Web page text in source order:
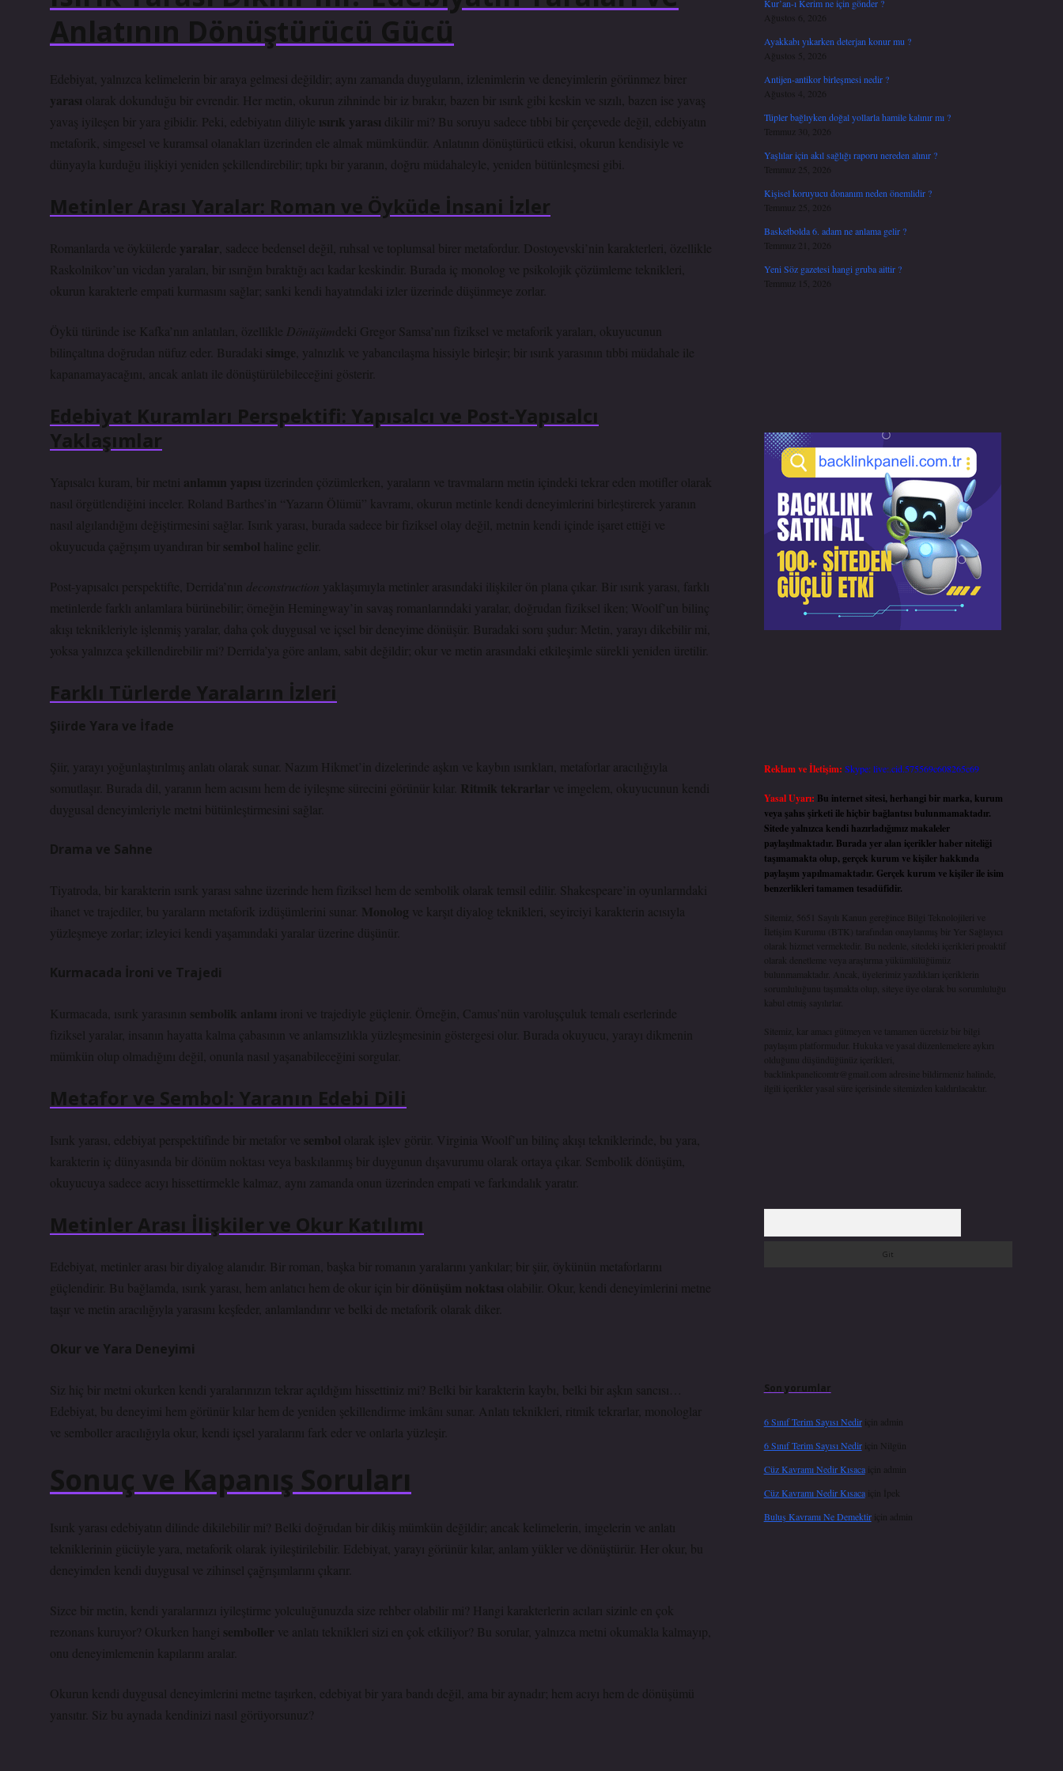
Anlatının Dönüştürücü Gücü
Edebiyat, yalnızca kelimelerin bir araya gelmesi değildir; aynı zamanda duyguların, izlenimlerin ve deneyimlerin görünmez birer
yarası olarak dokunduğu bir evrendir. Her metin, okurun zihninde bir iz bırakır, bazen bir ısırık gibi keskin ve sızılı, bazen ise yavaş
yavaş iyileşen bir yara gibidir. Peki, edebiyatın diliyle ısırık yarası dikilir mi? Bu soruyu sadece tıbbi bir çerçevede değil, edebiyatın
metaforik, simgesel ve kuramsal olanakları üzerinden ele almak mümkündür. Anlatının dönüştürücü etkisi
, okurun kendisiyle ve
dünyayla kurduğu ilişkiyi yeniden şekillendirebilir; tıpkı bir yaranın, doğru müdahaleyle, yeniden bütünleşmesi gibi.
Metinler Arası Yaralar: Roman ve Öyküde İnsani İzler
Romanlarda ve öykülerde yaralar , sadece bedensel değil, ruhsal ve toplumsal birer metafordur. Dostoyevski’nin karakterleri, özellikle
Raskolnikov’un vicdan yaraları, bir ısırığın bıraktığı acı kadar keskindir. Burada iç monolog ve psikolojik çözümleme teknikleri,
okurun karakterle empati kurmasını sağlar; sanki kendi hayatındaki izler üzerinde düşünmeye zorlar.
Öykü türünde ise Kafka’nın anlatıları, özellikle Dönüşümdeki Gregor Samsa’nın fiziksel ve metaforik yaraları, okuyucunun
bilinçaltına doğrudan nüfuz eder. Buradaki simge , yalnızlık ve yabancılaşma hissiyle birleşir; bir ısırık yarasının tıbbi müdahale ile
kapanamayacağını, ancak anlatı ile dönüştürülebileceğini gösterir.
Edebiyat Kuramları Perspektifi: Yapısalcı ve Post-Yapısalcı
Yaklaşımlar
Yapısalcı kuram, bir metni anlamın yapısı üzerinden çözümlerken, yaraların ve travmaların metin içindeki tekrar eden motifler olarak
nasıl örgütlendiğini inceler. Roland Barthes’in “Yazarın Ölümü” kavramı, okurun metinle kendi deneyimlerini birleştirerek yaranın
nasıl algılandığını değiştirmesini sağlar. Isırık yarası, burada sadece bir fiziksel olay değil, metnin kendi içinde işaret ettiği ve
okuyucuda çağrışım uyandıran bir sembol haline gelir.
Post-yapısalcı perspektifte, Derrida’nın deconstruction yaklaşımıyla metinler arasındaki ilişkiler ön plana çıkar. Bir ısırık yarası, farklı
metinlerde farklı anlamlara bürünebilir; örneğin Hemingway’in savaş romanlarındaki yaralar, doğrudan fiziksel iken; Woolf’un bilinç
akışı teknikleriyle işlenmiş yaralar, daha çok duygusal ve içsel bir deneyime dönüşür. Buradaki soru şudur: Metin, yarayı dikebilir mi,
yoksa yalnızca şekillendirebilir mi? Derrida’ya göre anlam, sabit değildir; okur ve metin arasındaki etkileşimle sürekli yeniden üretilir.
Farklı Türlerde Yaraların İzleri
Şiirde Yara ve İfade
Şiir, yarayı yoğunlaştırılmış anlatı olarak sunar. Nazım Hikmet’in dizelerinde aşkın ve kaybın ısırıkları, metaforlar aracılığıyla
somutlaşır. Burada dil, yaranın hem acısını hem de iyileşme sürecini görünür kılar. Ritmik tekrarlar ve imgelem , okuyucunun kendi
duygusal deneyimleriyle metni bütünleştirmesini sağlar.
Drama ve Sahne
Tiyatroda, bir karakterin ısırık yarası sahne üzerinde hem fiziksel hem de sembolik olarak temsil edilir. Shakespeare’in oyunlarındaki
ihanet ve trajediler, bu yaraların metaforik izdüşümlerini sunar. Monolog ve karşıt diyalog teknikleri, seyirciyi karakterin acısıyla
yüzleşmeye zorlar; izleyici kendi yaşamındaki yaralar üzerine düşünür.
Kurmacada İroni ve Trajedi
Kurmacada, ısırık yarasının sembolik anlamı ironi ve trajediyle güçlenir. Örneğin, Camus’nün varoluşçuluk temalı eserlerinde
fiziksel yaralar, insanın hayatta kalma çabasının ve anlamsızlıkla yüzleşmesinin göstergesi olur. Burada okuyucu, yarayı dikmenin
mümkün olup olmadığını değil, onunla nasıl yaşanabileceğini sorgular.
Metafor ve Sembol: Yaranın Edebi Dili
Isırık yarası, edebiyat perspektifinde bir metafor ve sembol olarak işlev görür. Virginia Woolf’un bilinç akışı tekniklerinde, bu yara,
karakterin iç dünyasında bir dönüm noktası veya baskılanmış bir duygunun dışavurumu olarak ortaya çıkar. Sembolik dönüşüm
okuyucuya sadece acıyı hissettirmekle kalmaz, aynı zamanda onun üzerinden empati ve farkındalık yaratır.
Metinler Arası İlişkiler ve Okur Katılımı
Edebiyat, metinler arası bir diyalog alanıdır. Bir roman, başka bir romanın yaralarını yankılar; bir şiir, öykünün metaforlarını
güçlendirir. Bu bağlamda, ısırık yarası, hem anlatıcı hem de okur için bir dönüşüm noktası olabilir. Okur, kendi deneyimlerini metne
taşır ve metin aracılığıyla yarasını keşfeder, anlamlandırır ve belki de metaforik olarak diker.
Okur ve Yara Deneyimi
Siz hiç bir metni okurken kendi yaralarınızın tekrar açıldığını hissettiniz mi? Belki bir karakterin kaybı, belki bir aşkın sancısı…
Edebiyat, bu deneyimi hem görünür kılar hem de yeniden şekillendirme imkânı sunar. Anlatı teknikleri
, ritmik tekrarlar, monologlar
ve semboller aracılığıyla okur, kendi içsel yaralarını fark eder ve onlarla yüzleşir.
Sonuç ve Kapanış Soruları
Isırık yarası edebiyatın dilinde dikilebilir mi? Belki doğrudan bir dikiş mümkün değildir; ancak kelimelerin, imgelerin ve anlatı
tekniklerinin gücüyle yara, metaforik olarak iyileştirilebilir. Edebiyat, yarayı görünür kılar, anlam yükler ve dönüştürür. Her okur, bu
deneyimden kendi duygusal ve zihinsel çağrışımlarını çıkarır.
Sizce bir metin, kendi yaralarınızı iyileştirme yolculuğunuzda size rehber olabilir mi? Hangi karakterlerin acıları sizinle en çok
rezonans kuruyor? Okurken hangi semboller ve anlatı teknikleri sizi en çok etkiliyor? Bu sorular, yalnızca metni okumakla kalmayıp,
onu deneyimlemenin kapılarını aralar.
Okurun kendi duygusal deneyimlerini metne taşırken, edebiyat bir yara bandı değil, ama bir aynadır; hem acıyı hem de dönüşümü
yansıtır. Siz bu aynada kendinizi nasıl görüyorsunuz?
Kur’an-ı Kerim ne için gönder ?
Ağustos 6, 2026
Ayakkabı yıkarken deterjan konur mu ?
Ağustos 5, 2026
Antijen-antikor birleşmesi nedir ?
Ağustos 4, 2026
Tüpler bağlıyken doğal yollarla hamile kalınır mı ?
Temmuz 30, 2026
Yaşlılar için akıl sağlığı raporu nereden alınır ?
Temmuz 25, 2026
Kişisel koruyucu donanım neden önemlidir ?
Temmuz 25, 2026
Basketbolda 6. adam ne anlama gelir ?
Temmuz 21, 2026
Yeni Söz gazetesi hangi gruba aittir ?
Temmuz 15, 2026
Reklam ve İletişim: Skype: live:.cid.575569c608265c69
Yasal Uyarı: Bu internet sitesi, herhangi bir marka, kurum
veya şahıs şirketi ile hiçbir bağlantısı bulunmamaktadır.
Sitede yalnızca kendi hazırladığımız makaleler
paylaşılmaktadır. Burada yer alan içerikler haber niteliği
taşımamakta olup, gerçek kurum ve kişiler hakkında
paylaşım yapılmamaktadır. Gerçek kurum ve kişiler ile isim
benzerlikleri tamamen tesadüfidir.
Sitemiz, 5651 Sayılı Kanun gereğince Bilgi Teknolojileri ve
İletişim Kurumu (BTK) tarafından onaylanmış bir Yer Sağlayıcı
olarak hizmet vermektedir. Bu nedenle, sitedeki içerikleri proaktif
olarak denetleme veya araştırma yükümlülüğümüz
bulunmamaktadır. Ancak, üyelerimiz yazdıkları içeriklerin
sorumluluğunu taşımakta olup, siteye üye olarak bu sorumluluğu
kabul etmiş sayılırlar.
Sitemiz, kar amacı gütmeyen ve tamamen ücretsiz bir bilgi
paylaşım platformudur. Hukuka ve yasal düzenlemelere aykırı
olduğunu düşündüğünüz içerikleri,
backlinkpanelicomtr@gmail.com
adresine bildirmeniz halinde,
ilgili içerikler yasal süre içerisinde sitemizden kaldırılacaktır.
Son yorumlar
6 Sınıf Terim Sayısı Nediriçin
admin
6 Sınıf Terim Sayısı Nediriçin Nilgün
Cüz Kavramı Nedir Kısacaiçin
admin
Cüz Kavramı Nedir Kısacaiçin İpek
Buluş Kavramı Ne Demektiriçin admin